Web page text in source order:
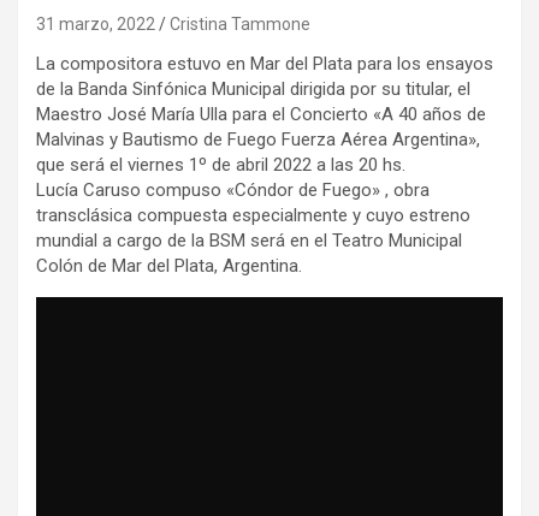
31 marzo, 2022 Cristina Tammone
La compositora estuvo en Mar del Plata para los ensayos
de la Banda Sinfónica Municipal dirigida por su titular, el
Maestro José María Ulla para el Concierto «A 40 años de
Malvinas y Bautismo de Fuego Fuerza Aérea Argentina»,
que será el viernes 1º de abril 2022 a las 20 hs.
Lucía Caruso compuso «Cóndor de Fuego» , obra
transclásica compuesta especialmente y cuyo estreno
mundial a cargo de la BSM será en el Teatro Municipal
Colón de Mar del Plata, Argentina.